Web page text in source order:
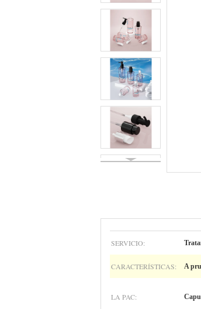
SERVICIO:
CARACTERÍSTICAS: A
LA PAC: